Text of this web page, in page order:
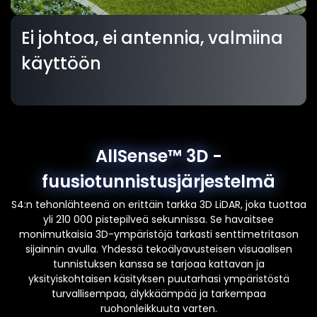
Ei johtoa, ei antennia, valmiina
käyttöön
AllSense™ 3D -
fuusiotunnistusjärjestelmä
S4:n tehonlähteenä on erittäin tarkka 3D LiDAR, joka tuottaa
yli 210 000 pistepilveä sekunnissa. Se havaitsee
monimutkaisia 3D-ympäristöjä tarkasti senttimetritason
sijainnin avulla. Yhdessä tekoälyavusteisen visuaalisen
tunnistuksen kanssa se tarjoaa kattavan ja
yksityiskohtaisen käsityksen puutarhasi ympäristöstä
turvallisempaa, älykkäämpää ja tarkempaa
ruohonleikkuuta varten.